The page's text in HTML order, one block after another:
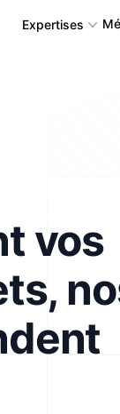
Expertises
Back-
vos